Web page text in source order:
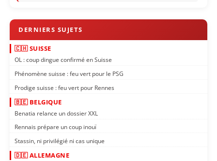
🇨🇭 SUISSE
OL : coup dingue confirmé en Suisse
Phénomène suisse : feu vert pour le PSG
Prodige suisse : feu vert pour Rennes
🇧🇪 BELGIQUE
Benatia relance un dossier XXL
Rennais prépare un coup inouï
Stassin, ni privilégié ni cas unique
🇩🇪 ALLEMAGNE